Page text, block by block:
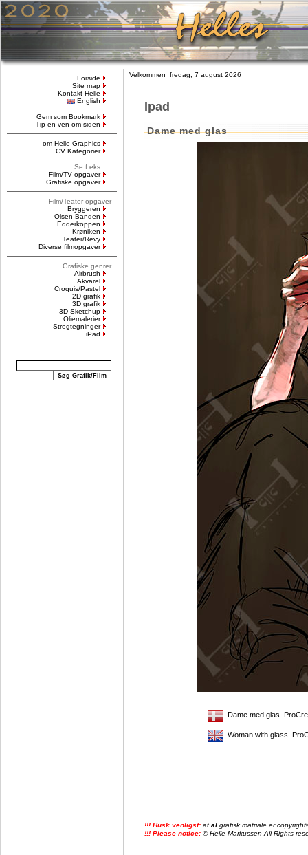
Forside
Site map
Kontakt Helle
English
Gem som Bookmark
Tip en ven om siden
om Helle Graphics
CV Kategorier
Se f.eks.:
Film/TV opgaver
Grafiske opgaver
Film/Teater opgaver
Bryggeren
Olsen Banden
Edderkoppen
Krøniken
Teater/Revy
Diverse filmopgaver
Grafiske genrer
Airbrush
Akvarel
Croquis/Pastel
2D grafik
3D grafik
3D Sketchup
Oliemalerier
Stregtegninger
iPad
Velkommen fredag, 7 august 2026
Ipad
Dame med glas
Dame med glas.
Woman with glass.
!!! Husk venligst: at al grafisk matriale er
!!! Please notice: © Helle Markussen All Rights